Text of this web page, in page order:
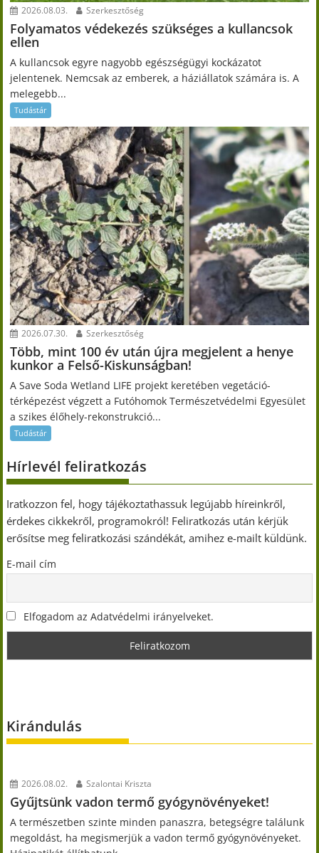
2026.08.03. Szerkesztőség
Folyamatos védekezés szükséges a kullancsok
ellen
A kullancsok egyre nagyobb egészségügyi kockázatot
jelentenek. Nemcsak az emberek, a háziállatok számára is. A
melegebb...
Tudástár
2026.07.30. Szerkesztőség
Több, mint 100 év után újra megjelent a henye
kunkor a Felső-Kiskunságban!
A Save Soda Wetland LIFE projekt keretében vegetáció-
térképezést végzett a Futóhomok Természetvédelmi Egyesület
a szikes élőhely-rekonstrukció...
Tudástár
Hírlevél feliratkozás
Iratkozzon fel, hogy tájékoztathassuk legújabb híreinkről,
érdekes cikkekről, programokról! Feliratkozás után kérjük
erősítse meg feliratkozási szándékát, amihez e-mailt küldünk.
E-mail cím
Elfogadom az Adatvédelmi irányelveket.
Kirándulás
2026.08.02. Szalontai Kriszta
Gyűjtsünk vadon termő gyógynövényeket!
A természetben szinte minden panaszra, betegségre találunk
megoldást, ha megismerjük a vadon termő gyógynövényeket.